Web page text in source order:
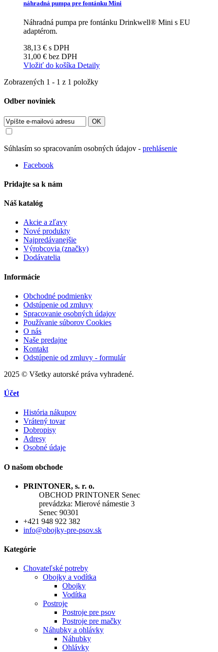
náhradná pumpa pre fontánku Mini
Náhradná pumpa pre fontánku Drinkwell® Mini s EU
adaptérom.
38,13 € s DPH
31,00 € bez DPH
Vložiť do košíka Detaily
Zobrazených 1 - 1 z 1 položky
Odber noviniek
OK
Súhlasím so spracovaním osobných údajov - prehlásenie
Facebook
Pridajte sa k nám
Náš katalóg
Akcie a zľavy
Nové produkty
Najpredávanejšie
Výrobcovia (značky)
Dodávatelia
Informácie
Obchodné podmienky
Odstúpenie od zmluvy
Spracovanie osobných údajov
Používanie súborov Cookies
O nás
Naše predajne
Kontakt
Odstúpenie od zmluvy - formulár
2025 © Všetky autorské práva vyhradené.
Účet
História nákupov
Vrátený tovar
Dobropisy
Adresy
Osobné údaje
O našom obchode
PRINTONER, s. r. o.
OBCHOD PRINTONER Senec
prevádzka: Mierové námestie 3
Senec 90301
+421 948 922 382
info@obojky-pre-psov.sk
Kategórie
Chovateľské potreby
Obojky a vodítka
Obojky
Vodítka
Postroje
Postroje pre psov
Postroje pre mačky
Náhubky a ohlávky
Náhubky
Ohlávky